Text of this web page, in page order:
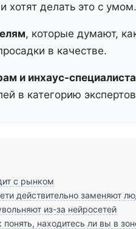
хотят делать это с умом.
, которые думают,
в качестве.
и инхаус-
в категорию
с рынком
действительно заменяют
из-за нейросетей
понять, находитесь ли вы в